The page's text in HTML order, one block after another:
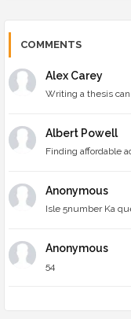
COMMENTS
Alex Carey
Writing a thesis
Albert Powell
Finding affordable
Anonymous
Isle 5number Ka
Anonymous
54